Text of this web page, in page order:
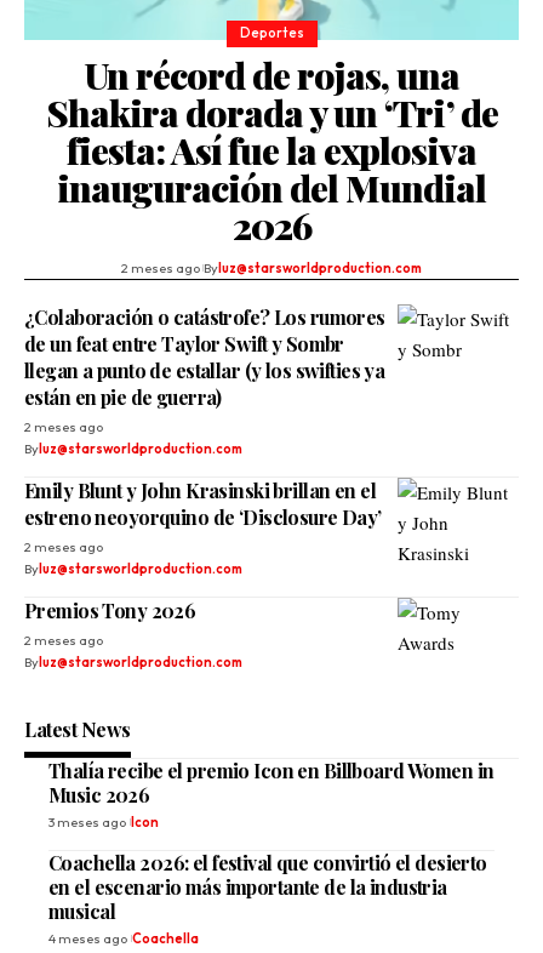
Deportes
Un récord de rojas, una
Shakira dorada y un ‘Tri’ de
fiesta: Así fue la explosiva
inauguración del Mundial
2026
2 meses ago Byluz@starsworldproduction.com
¿Colaboración o catástrofe? Los rumores
de un feat entre Taylor Swift y Sombr
llegan a punto de estallar (y los swifties ya
están en pie de guerra)
2 meses ago
Byluz@starsworldproduction.com
Emily Blunt y John Krasinski brillan en el
estreno neoyorquino de ‘Disclosure Day’
2 meses ago
Byluz@starsworldproduction.com
Premios Tony 2026
2 meses ago
Byluz@starsworldproduction.com
Latest News
Thalía recibe el premio Icon en Billboard Women in
Music 2026
3 meses ago Icon
Coachella 2026: el festival que convirtió el desierto
en el escenario más importante de la industria
musical
4 meses ago Coachella